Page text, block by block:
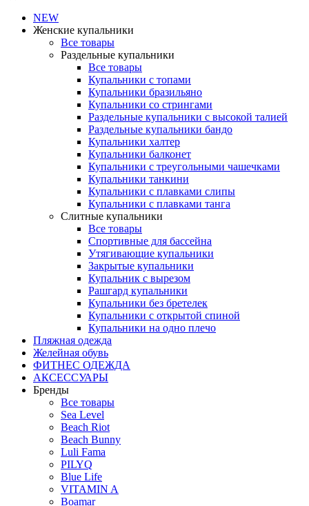
NEW
Женские купальники
Все товары
Раздельные купальники
Все товары
Купальники с топами
Купальники бразильяно
Купальники со стрингами
Раздельные купальники с высокой талией
Раздельные купальники бандо
Купальники халтер
Купальники балконет
Купальники с треугольными чашечками
Купальники танкини
Купальники с плавками слипы
Купальники с плавками танга
Слитные купальники
Все товары
Спортивные для бассейна
Утягивающие купальники
Закрытые купальники
Купальник с вырезом
Рашгард купальники
Купальники без бретелек
Купальники с открытой спиной
Купальники на одно плечо
Пляжная одежда
Желейная обувь
ФИТНЕС ОДЕЖДА
АКСЕССУАРЫ
Бренды
Все товары
Sea Level
Beach Riot
Beach Bunny
Luli Fama
PILYQ
Blue Life
VITAMIN A
Boamar